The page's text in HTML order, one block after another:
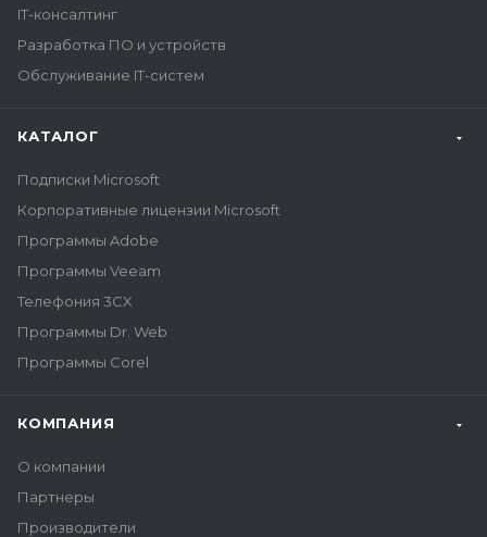
IT-консалтинг
Разработка ПО и устройств
Обслуживание IT-систем
КАТАЛОГ
Подписки Microsoft
Корпоративные лицензии Microsoft
Программы Adobe
Программы Veeam
Телефония 3CX
Программы Dr. Web
Программы Corel
КОМПАНИЯ
О компании
Партнеры
Производители